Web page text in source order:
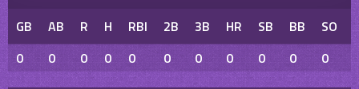
GB AB R H RBI 2B 3B HR SB BB SO
0
0 0 0 0 0 0 0 0 0 0